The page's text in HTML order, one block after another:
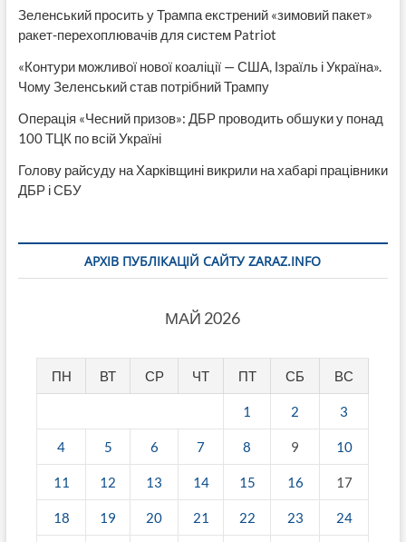
Зеленський просить у Трампа екстрений «зимовий пакет»
ракет-перехоплювачів для систем Patriot
«Контури можливої нової коаліції — США, Ізраїль і Україна».
Чому Зеленський став потрібний Трампу
Операція «Чесний призов»: ДБР проводить обшуки у понад
100 ТЦК по всій Україні
Голову райсуду на Харківщині викрили на хабарі працівники
ДБР і СБУ
АРХІВ ПУБЛІКАЦІЙ САЙТУ ZARAZ.INFO
МАЙ 2026
ПН ВТ СР ЧТ ПТ СБ ВС
1 2 3
4 5 6 7 8 9 10
11 12 13 14 15 16 17
18 19 20 21 22 23 24